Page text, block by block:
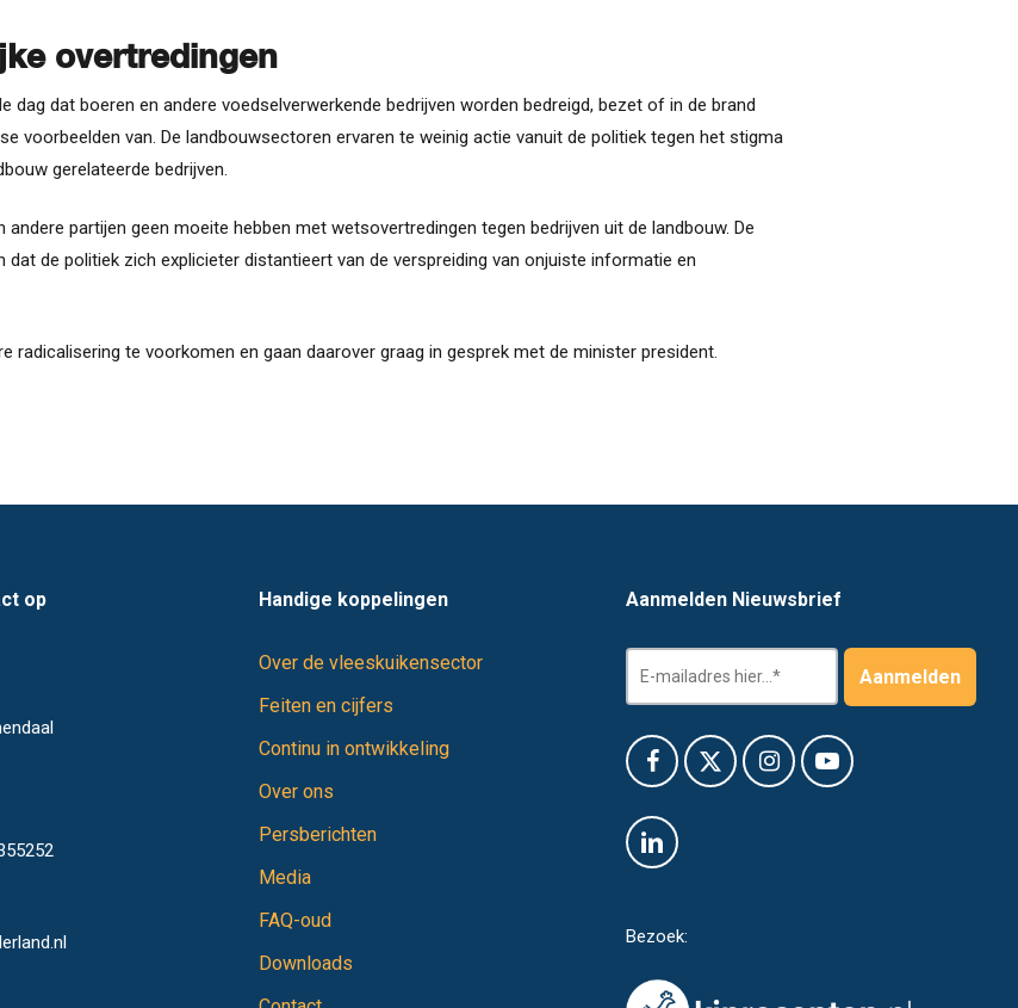
overtredingen
dag dat boeren en andere voedselverwerkende bedrijven worden bedreigd, bezet of in de brand
voorbeelden van. De landbouwsectoren ervaren te weinig actie vanuit de politiek tegen het stigma
gerelateerde bedrijven.
andere partijen geen moeite hebben met wetsovertredingen tegen bedrijven uit de landbouw. De
dat de politiek zich explicieter distantieert van de verspreiding van onjuiste informatie en
radicalisering te voorkomen en gaan daarover graag in gesprek met de minister president.
op Handige koppelingen
Over de vleeskuikensector
Feiten en cijfers
Continu in ontwikkeling
Over ons
Persberichten
Media
FAQ-oud
Downloads
Aanmelden Nieuwsbrief
Bezoek: